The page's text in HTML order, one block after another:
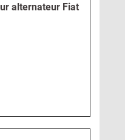
alternateur Fiat